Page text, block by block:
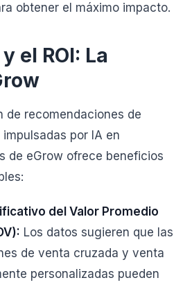
obtener el máximo impacto.
el ROI: La
de recomendaciones de
por IA en
de eGrow ofrece beneficios
del Valor Promedio
Los datos sugieren que las
de venta cruzada y venta
personalizadas pueden